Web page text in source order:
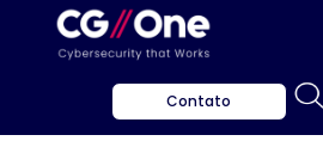
Contato